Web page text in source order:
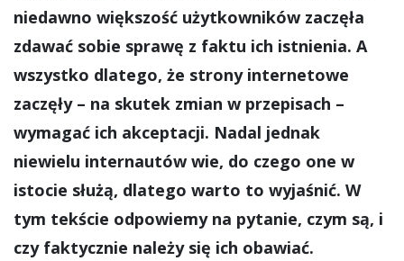
niedawno większość użytkowników zaczęła
zdawać sobie sprawę z faktu ich istnienia. A
wszystko dlatego, że strony internetowe
zaczęły – na skutek zmian w przepisach –
wymagać ich akceptacji. Nadal jednak
niewielu internautów wie, do czego one w
istocie służą, dlatego warto to wyjaśnić. W
tym tekście odpowiemy na pytanie, czym są, i
czy faktycznie należy się ich obawiać.